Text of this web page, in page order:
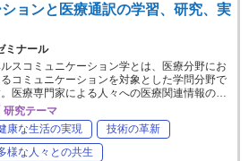
ョンと医療通訳の学習、研究、実
ミナール
スコミュニケーション学とは、医療分野にお
コミュニケーションを対象とした学問分野で
医療専門家による人々への医療関連情報の…
研究テーマ
康な生活の実現
技術の革新
様な人々との共生